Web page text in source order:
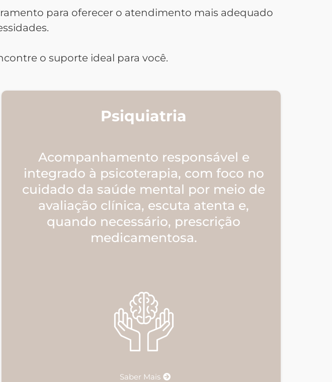
para oferecer o atendimento mais adequado
o suporte ideal para você.​
Psiquiatria
Acompanhamento responsável e
integrado à psicoterapia, com foco no
cuidado da saúde mental por meio de
avaliação clínica, escuta atenta e,
quando necessário, prescrição
medicamentosa.
Saber Mais